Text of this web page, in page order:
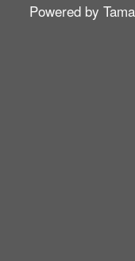
Powered by